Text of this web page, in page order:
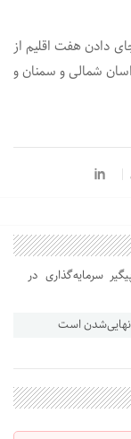
وسعت و جای دادن هفت اقلیم از
شمالی و سمنان و
اقتصادی پیگیر سرمایه‌گذاری در
نهایی‌شدن است